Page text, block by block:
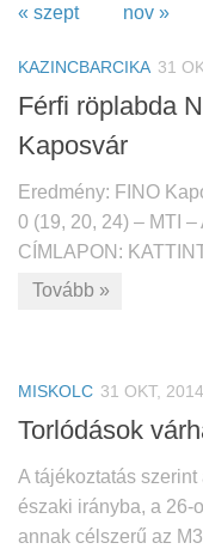
« szept nov »
KAZINCBARCIKA 31
Férfi röplabda
Kaposvár
Eredmény: FINO
0 (19, 20, 24) – MTI
CÍMLAPON:
Tovább »
MISKOLC 31 OKT, 2014
Torlódások
A tájékoztatás
északi irányba, a 26-
annak célszerű az